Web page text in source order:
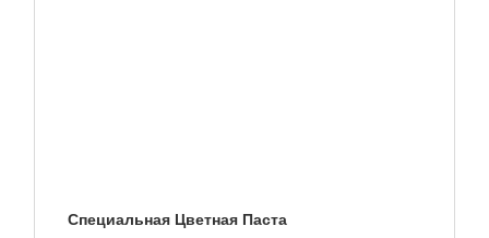
Специальная Цветная Паста